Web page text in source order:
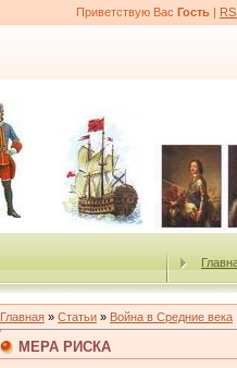
Приветствую Вас Гость |
Главная » Статьи » Война в Средние века
МЕРА РИСКА